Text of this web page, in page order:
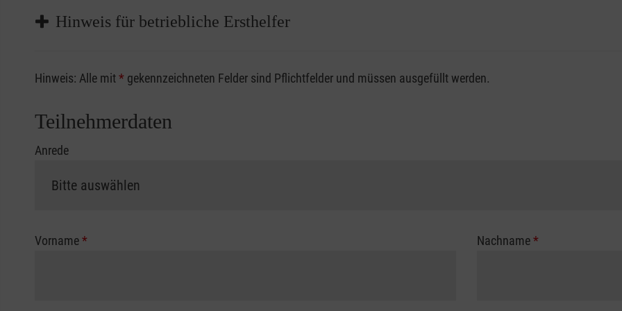
Hinweis für betriebliche Ersthelfer
Sofern Sie ein Kostenübernahmeverfahren Ihrer Berufsgenossenschaft / Unfallkasse nutzen, beachten Sie bitte,
vorliegen müssen. Andernfalls erfolgt eine Abrechnung der vollen Kursgebühr als Selbstzahler.
Hinweis: Alle mit* gekennzeichneten Felder sind Pflichtfelder und müssen ausgefüllt werden.
Teilnehmerdaten
Anrede
Vorname* Nachname*